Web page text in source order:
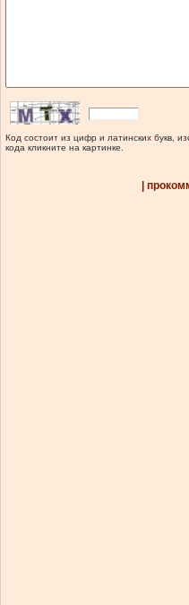
Код состоит из цифр и латинских букв,
кода кликните на картинке.
|